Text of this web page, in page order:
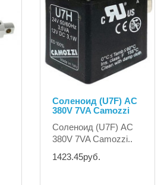
Соленоид (U7F) AC
380V 7VA Camozzi
Соленоид (U7F) AC
380V 7VA Camozzi..
1423.45руб.